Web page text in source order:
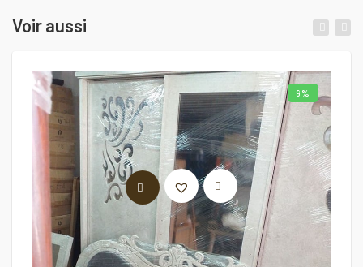
Voir aussi
9%
AJOUTER AU PANIER